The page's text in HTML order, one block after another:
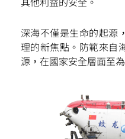
深海不僅是生命的起源
理的新焦點。防範來自
源，在國家安全層面至
掃一掃關注我們的